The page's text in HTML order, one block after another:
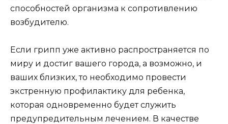
способностей организма к сопротивлению
возбудителю.
Если грипп уже активно распространяется по
миру и достиг вашего города, а возможно, и
ваших близких, то необходимо провести
экстренную профилактику для ребенка,
которая одновременно будет служить
предупредительным лечением. В качестве